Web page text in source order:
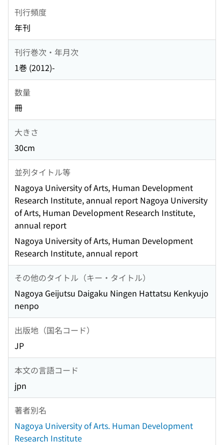
刊行頻度
年刊
刊行巻次・年月次
1巻 (2012)-
数量
冊
大きさ
30cm
並列タイトル等
Nagoya University of Arts, Human Development
Research Institute, annual report Nagoya University
of Arts, Human Development Research Institute,
annual report
Nagoya University of Arts, Human Development
Research Institute, annual report
その他のタイトル（キー・タイトル）
Nagoya Geijutsu Daigaku Ningen Hattatsu Kenkyujo
nenpo
出版地（国名コード）
JP
本文の言語コード
jpn
著者別名
Nagoya University of Arts. Human Development
Research Institute